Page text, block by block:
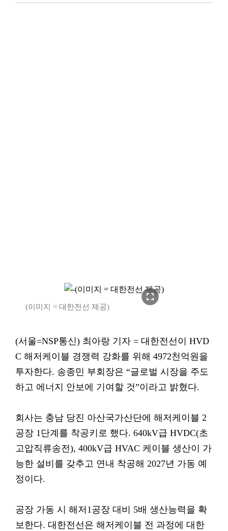
fullscreen
(이미지 = 대한전선 제공)
(서울=NSP통신) 최아랑 기자 = 대한전선이 HVD
C 해저케이블 경쟁력 강화를 위해 4972천억원을
투자한다. 송종민 부회장은 “글로벌 시장을 주도
하고 에너지 안보에 기여할 것”이라고 밝혔다.
회사는 충남 당진 아산국가산단에 해저케이블 2
공장 1단계를 착공키로 했다. 640kV급 HVDC(초
고압직류송전), 400kV급 HVAC 케이블 생산이 가
능한 설비를 갖추고 연내 착공해 2027년 가동 예
정이다.
공장 가동 시 해저1공장 대비 5배 생산능력을 확
보한다. 대한전선은 해저케이블 전 과정에 대한